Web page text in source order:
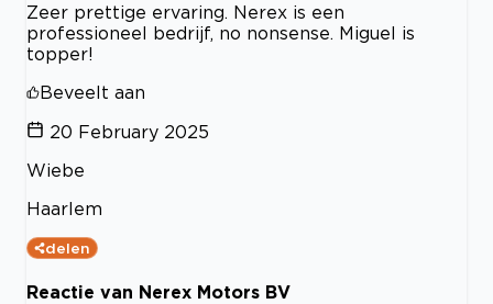
Zeer prettige ervaring. Nerex is een
professioneel bedrijf, no nonsense. Miguel is
topper!
Beveelt aan
20 February 2025
Wiebe
Haarlem
delen
Reactie van Nerex Motors BV